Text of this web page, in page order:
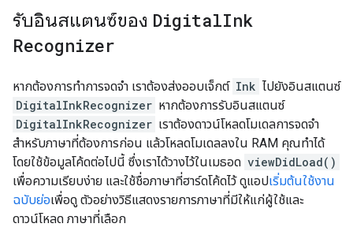
รับอินสแตนซ์ของ DigitalInk
Recognizer
หากต้องการทำการจดจำ เราต้องส่งออบเจ็กต์ Ink ไปยังอินสแตนซ์
DigitalInkRecognizer หากต้องการรับอินสแตนซ์
DigitalInkRecognizer เราต้องดาวน์โหลดโมเดลการจดจำ
สำหรับภาษาที่ต้องการก่อน แล้วโหลดโมเดลลงใน RAM คุณทำได้
โดยใช้ข้อมูลโค้ดต่อไปนี้ ซึ่งเราได้วางไว้ในเมธอด viewDidLoad()
เพื่อความเรียบง่าย และใช้ชื่อภาษาที่ฮาร์ดโค้ดไว้ ดูแอปเริ่มต้นใช้งาน
ฉบับย่อเพื่อดู ตัวอย่างวิธีแสดงรายการภาษาที่มีให้แก่ผู้ใช้และ
ดาวน์โหลด ภาษาที่เลือก